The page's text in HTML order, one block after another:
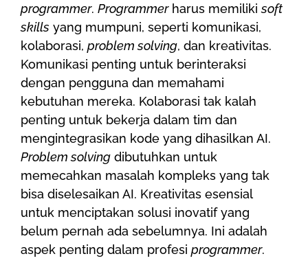
programmer. Programmerharus memilikisoft
skills yang mumpuni, seperti komunikasi,
kolaborasi, problem solving, dan kreativitas.
Komunikasi penting untuk berinteraksi
dengan pengguna dan memahami
kebutuhan mereka. Kolaborasi tak kalah
penting untuk bekerja dalam tim dan
mengintegrasikan kode yang dihasilkan AI.
Problem solving dibutuhkan untuk
memecahkan masalah kompleks yang tak
bisa diselesaikan AI. Kreativitas esensial
untuk menciptakan solusi inovatif yang
belum pernah ada sebelumnya. Ini adalah
aspek penting dalam profesi programmer.